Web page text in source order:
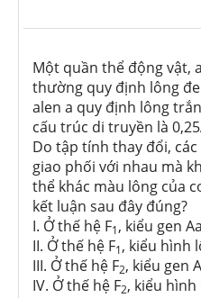
Một quần thể động vật,
thường quy định lông
alen a quy định lông
cấu trúc di truyền là
Do tập tính thay đổi,
giao phối với nhau mà
thể khác màu lông của
kết luận sau đây đúng?
I. Ở thế hệ F1, kiểu gen
II. Ở thế hệ F1, kiểu hình
III. Ở thế hệ F2, kiểu gen
IV. Ở thế hệ F2, kiểu